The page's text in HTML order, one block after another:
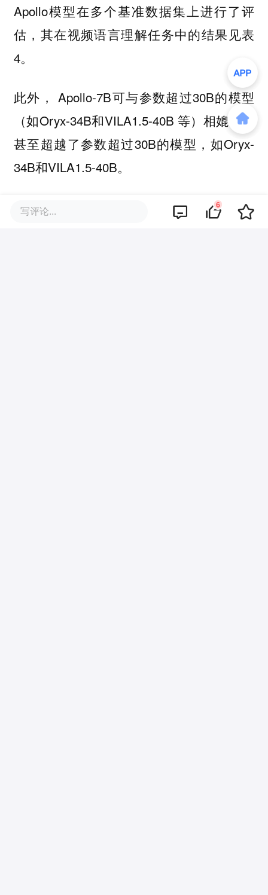
Apollo模型在多个基准数据集上进行了评
估，其在视频语言理解任务中的结果见表
4。
此外， Apollo-7B可与参数超过30B的模型
（如Oryx-34B和VILA1.5-40B 等）相媲美，
甚至超越了参数超过30B的模型，如Oryx-
34B和VILA1.5-40B。
例如，在MLVU基准上，Apollo-7B得分为
写评论... 6